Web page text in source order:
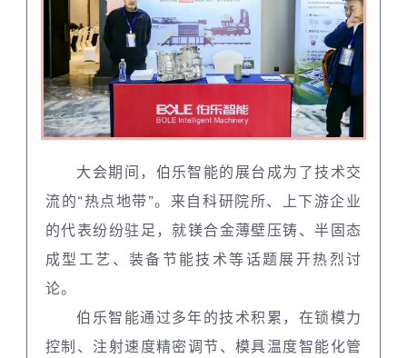
大会期间，伯乐智能的展台成为了技术交
流的“热点地带”。来自科研院所、上下游企业
的代表纷纷驻足，就镁合金薄壁压铸、半固态
成型工艺、装备节能技术等话题展开热烈讨
论。
伯乐智能通过多年的技术积累，在锁模力
控制、注射速度精密调节、模具温度智能化管